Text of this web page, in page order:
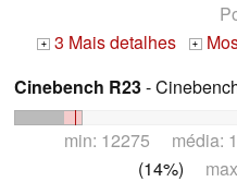
+ 3 Mais detalhes +
Cinebench R23-
min: 12275 média:
(14%)